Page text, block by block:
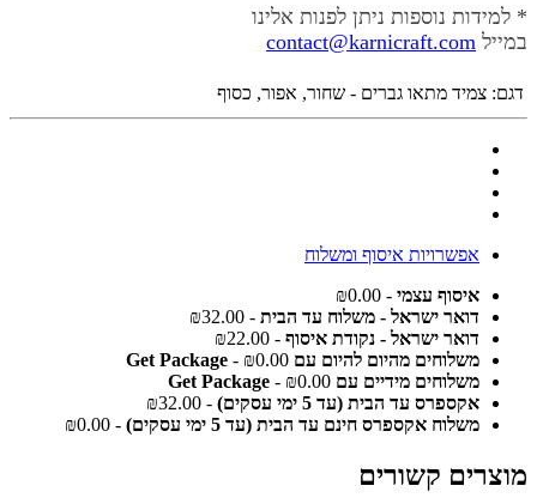
* למידות נוספות ניתן לפנות אלינו
במייל contact@karnicraft.com
דגם: צמיד מתאו גברים - שחור, אפור, כסוף
אפשרויות איסוף ומשלוח
איסוף עצמי - ₪0.00
דואר ישראל - משלוח עד הבית - ₪32.00
דואר ישראל - נקודת איסוף - ₪22.00
משלוחים מהיום להיום עם Get Package - ₪0.00
משלוחים מידיים עם Get Package - ₪0.00
אקספרס עד הבית (עד 5 ימי עסקים)
- ₪32.00
משלוח אקספרס חינם עד הבית (עד 5 ימי עסקים)
- ₪0.00
מוצרים קשורים